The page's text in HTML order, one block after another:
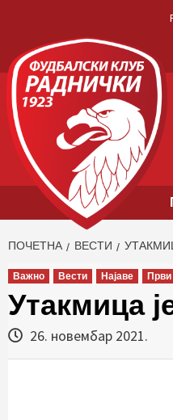
content
ПОЧЕТНА ВЕСТИ
Важно Вести Најаве
Утакмица
26. новембар 2021.